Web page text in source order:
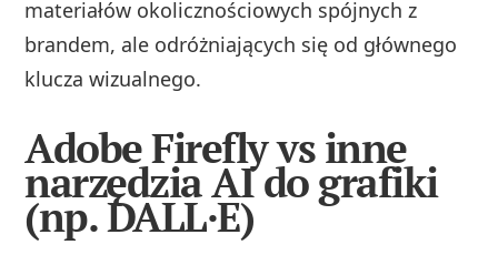
materiałów okolicznościowych spójnych z
brandem, ale odróżniających się od głównego
klucza wizualnego.
Adobe Firefly vs inne
narzędzia AI do grafiki
(np. DALL·E)